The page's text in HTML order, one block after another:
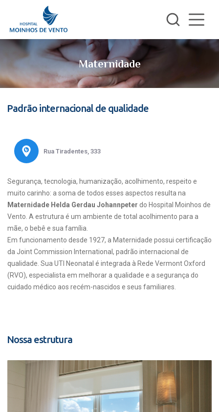
Maternidade
Padrão internacional de qualidade
Rua Tiradentes, 333
Segurança, tecnologia, humanização, acolhimento, respeito e
muito carinho: a soma de todos esses aspectos resulta na
Maternidade Helda Gerdau Johannpeter do Hospital Moinhos de
Vento. A estrutura é um ambiente de total acolhimento para a
mãe, o bebê e sua família.
Em funcionamento desde 1927, a Maternidade possui certificação
da Joint Commission International, padrão internacional de
qualidade. Sua UTI Neonatal é integrada à Rede Vermont Oxford
(RVO), especialista em melhorar a qualidade e a segurança do
cuidado médico aos recém-nascidos e seus familiares.
Nossa estrutura